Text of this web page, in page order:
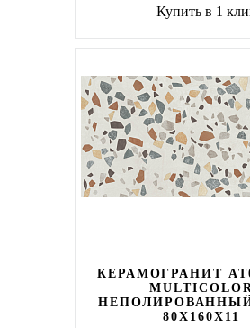
Купить в 1
КЕРАМОГРАНИТ
80X160X11